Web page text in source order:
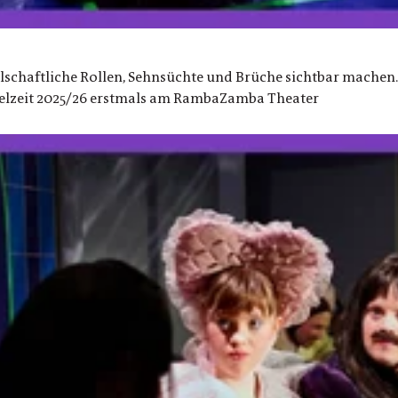
Rollen, Sehnsüchte und Brüche sichtbar
2025/26 erstmals am RambaZamba Theater